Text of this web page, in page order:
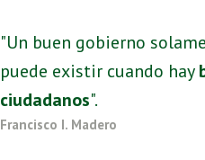
"Un buen gobierno
puede existir cuando hay
ciudadanos".
Francisco I. Madero